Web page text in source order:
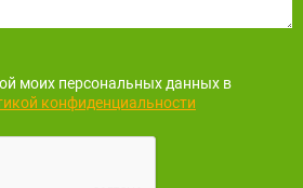
моих персональных данных в
конфиденциальности